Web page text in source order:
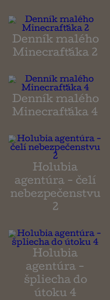
Denník malého
Minecrafťáka 2
Denník malého
Minecrafťáka 4
Holubia
agentúra - čelí
nebezpečenstvu
2
Holubia
agentúra -
špliecha do
útoku 4